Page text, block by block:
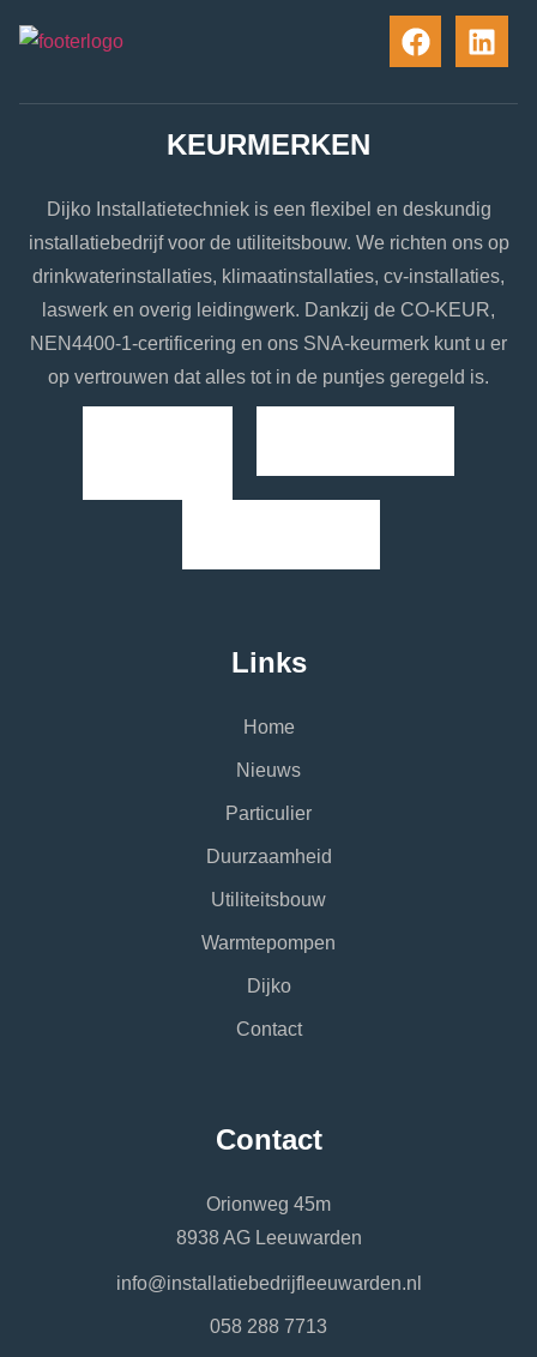
KEURMERKEN
Dijko Installatietechniek is een flexibel en deskundig
installatiebedrijf voor de utiliteitsbouw. We richten ons op
drinkwaterinstallaties, klimaatinstallaties, cv-installaties,
laswerk en overig leidingwerk. Dankzij de CO-KEUR,
NEN4400-1-certificering en ons SNA-keurmerk kunt u er
op vertrouwen dat alles tot in de puntjes geregeld is.
Links
Home
Nieuws
Particulier
Duurzaamheid
Utiliteitsbouw
Warmtepompen
Dijko
Contact
Contact
Orionweg 45m
8938 AG Leeuwarden
info@installatiebedrijfleeuwarden.nl
058 288 7713